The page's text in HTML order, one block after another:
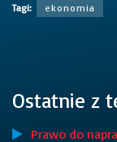
Tagi: ekonomia
Ostatnie z
Prawo do